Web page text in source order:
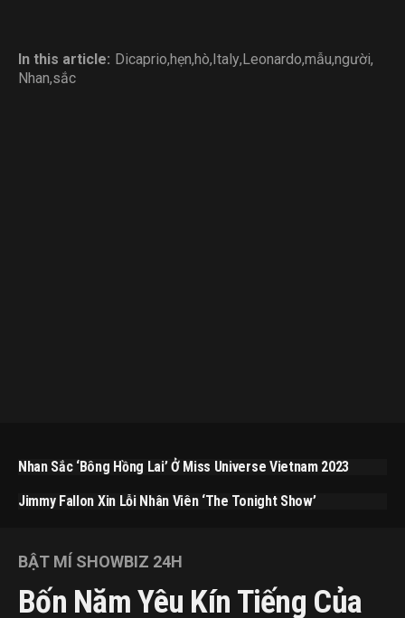
In this article: Dicaprio,hẹn,hò,Italy,Leonardo,mẫu,người,
Nhan,sắc
Nhan Sắc ‘bông Hồng Lai’ Ở Miss Universe Vietnam 2023
Jimmy Fallon Xin Lỗi Nhân Viên ‘The Tonight Show’
BẬT MÍ SHOWBIZ 24H
Bốn Năm Yêu Kín Tiếng Của